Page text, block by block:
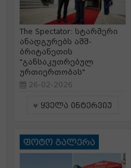
The Spectator: სტარმერი
ანადგურებს აშშ-
ბრიტანეთის
"განსაკუთრებულ
ურთიერთობას"
26-02-2026
ყველა ინტერვიუ
ფოტო გალერა